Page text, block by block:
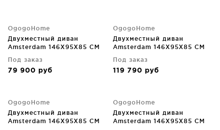
OgogoHome
Двухместный диван
Amsterdam 146X95X85 CM
Под заказ
79 900 руб
OgogoHome
Двухместный диван
Amsterdam 146X95X85 CM
Под заказ
119 790 руб
OgogoHome
Двухместный диван
Amsterdam 146X95X85 CM
OgogoHome
Двухместный диван
Amsterdam 146X95X85 CM